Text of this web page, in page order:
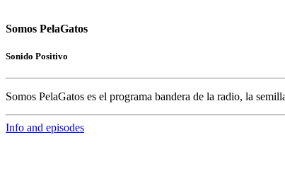
Somos PelaGatos
Sonido Positivo
Somos PelaGatos es el programa bandera de la radio, la
Info and episodes